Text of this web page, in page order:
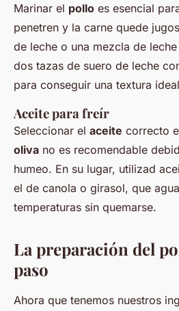
Marinar el pollo es esencial
penetren y la carne quede
de leche o una mezcla de
dos tazas de suero de leche
para conseguir una textura
Aceite para freír
Seleccionar el aceite correcto
oliva no es recomendable
humeo. En su lugar, utilizad
el de canola o girasol, que
temperaturas sin quemarse.
La preparación del
paso
Ahora que tenemos nuestros